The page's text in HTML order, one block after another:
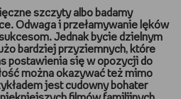
szczyty albo badamy
Odwaga i przełamywanie lęków
Jednak bycie dzielnym
bardziej przyziemnych, które
postawienia się w opozycji do
można okazywać też mimo
jest cudowny bohater